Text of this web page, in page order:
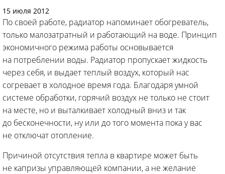
15 июля 2012
По своей работе, радиатор напоминает обогреватель,
только малозатратный и работающий на воде. Принцип
экономичного режима работы основывается
на потреблении воды. Радиатор пропускает жидкость
через себя, и выдает теплый воздух, который нас
согревает в холодное время года. Благодаря умной
системе обработки, горячий воздух не только не стоит
на месте, но и выталкивает холодный вниз и так
до бесконечности, ну или до того момента пока у вас
не отключат отопление.
Причиной отсутствия тепла в квартире может быть
не капризы управляющей компании, а не желание